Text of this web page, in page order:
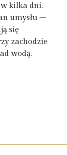
w kilka dni.
umysłu –
się
zachodzie
wodą.